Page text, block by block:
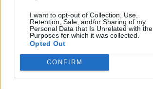
I want to opt-out of Collection, Use,
Retention, Sale, and/or Sharing of my
Personal Data that Is Unrelated with the
Purposes for which it was collected.
Opted Out
CONFIRM